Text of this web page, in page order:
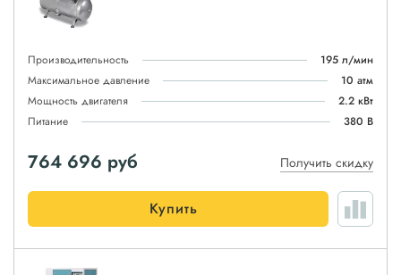
Производительность
195 л/мин
Максимальное давление
10 атм
Мощность двигателя
2.2 кВт
Питание
380 В
764 696 руб Получить скидку
Купить